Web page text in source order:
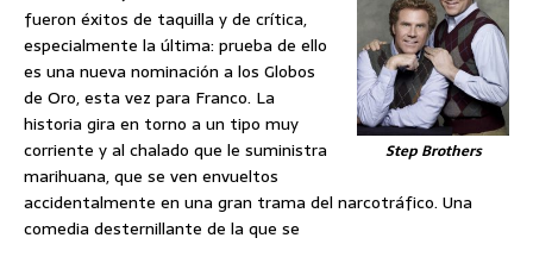
Step Brothers
fueron éxitos de taquilla y de crítica,
especialmente la última: prueba de ello
es una nueva nominación a los Globos
de Oro, esta vez para Franco. La
historia gira en torno a un tipo muy
corriente y al chalado que le suministra
marihuana, que se ven envueltos
accidentalmente en una gran trama del narcotráfico. Una
comedia desternillante de la que se